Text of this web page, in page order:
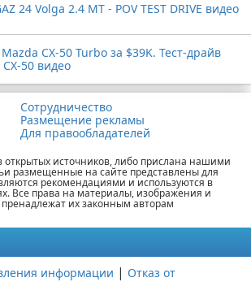
24 Volga 2.4 MT - POV TEST DRIVE видео
CX-50 Turbo за $39K. Тест-драйв
50 видео
Сотрудничество
Размещение рекламы
Для правообладателей
источников, либо прислана нашими
размещенные на сайте представлены для
рекомендациями и используются в
Все права на материалы, изображения и
их законным авторам
информации | Отказ от